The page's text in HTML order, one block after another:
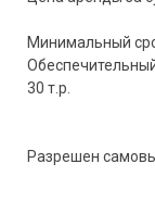
Минимальный
30 т.р.
Разрешен